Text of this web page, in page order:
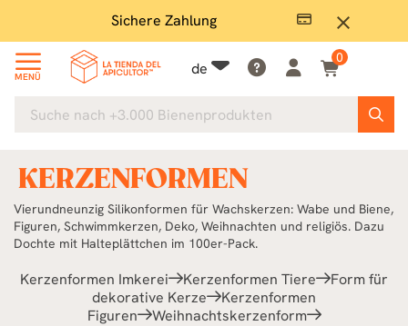
close
Großer Lagerbestand
MENÜ de
0
KERZENFORMEN
Vierundneunzig Silikonformen für Wachskerzen: Wabe und Biene,
Figuren, Schwimmkerzen, Deko, Weihnachten und religiös. Dazu
Dochte mit Halteplättchen im 100er-Pack.
Kerzenformen Imkerei Kerzenformen Tiere
Form für
dekorative Kerze
Kerzenformen
Figuren
Weihnachtskerzenform